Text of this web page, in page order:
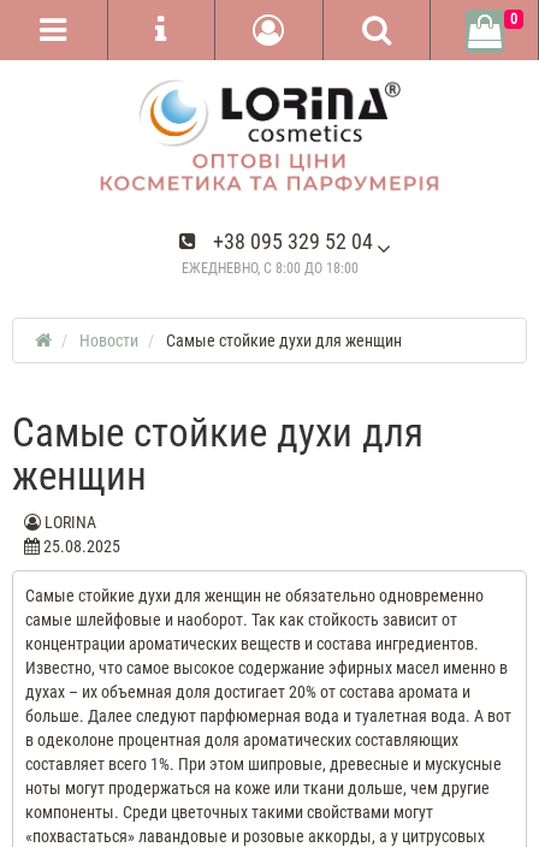
+38 095 329 52 04
ЕЖЕДНЕВНО, С 8:00 ДО 18:00
0
Новости Самые стойкие духи для женщин
Самые стойкие духи для
женщин
LORINA
25.08.2025
Самые стойкие духи для женщин не обязательно одновременно
самые шлейфовые и наоборот. Так как стойкость зависит от
концентрации ароматических веществ и состава ингредиентов.
Известно, что самое высокое содержание эфирных масел именно в
духах – их объемная доля достигает 20% от состава аромата и
больше. Далее следуют парфюмерная вода и туалетная вода. А вот
в одеколоне процентная доля ароматических составляющих
составляет всего 1%. При этом шипровые, древесные и мускусные
ноты могут продержаться на коже или ткани дольше, чем другие
компоненты. Среди цветочных такими свойствами могут
«похвастаться» лавандовые и розовые аккорды, а у цитрусовых